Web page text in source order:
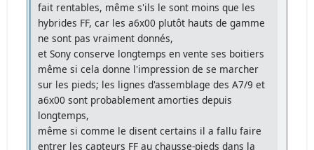
fait rentables, même s'ils le sont moins que les
hybrides FF, car les a6x00 plutôt hauts de gamme
ne sont pas vraiment donnés,
et Sony conserve longtemps en vente ses boitiers
même si cela donne l'impression de se marcher
sur les pieds; les lignes d'assemblage des A7/9 et
a6x00 sont probablement amorties depuis
longtemps,
même si comme le disent certains il a fallu faire
entrer les capteurs FF au chausse-pieds dans la